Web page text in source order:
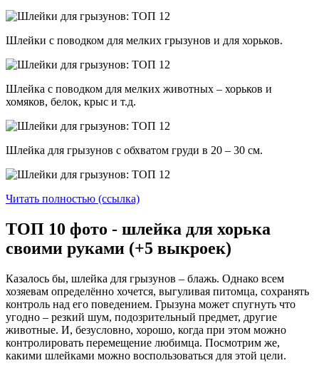
Шлейки с поводком для мелких грызунов и для хорьков.
Шлейка с поводком для мелких животных – хорьков и
хомяков, белок, крыс и т.д.
Шлейка для грызунов с обхватом груди в 20 – 30 см.
Читать полностью (ссылка)
ТОП 10 фото - шлейка для хорька
своими руками (+5 выкроек)
Казалось бы, шлейка для грызунов – блажь. Однако всем
хозяевам определённо хочется, выгуливая питомца, сохранять
контроль над его поведением. Грызуна может спугнуть что
угодно – резкий шум, подозрительный предмет, другие
животные. И, безусловно, хорошо, когда при этом можно
контролировать перемещение любимца. Посмотрим же,
какими шлейками можно воспользоваться для этой цели.